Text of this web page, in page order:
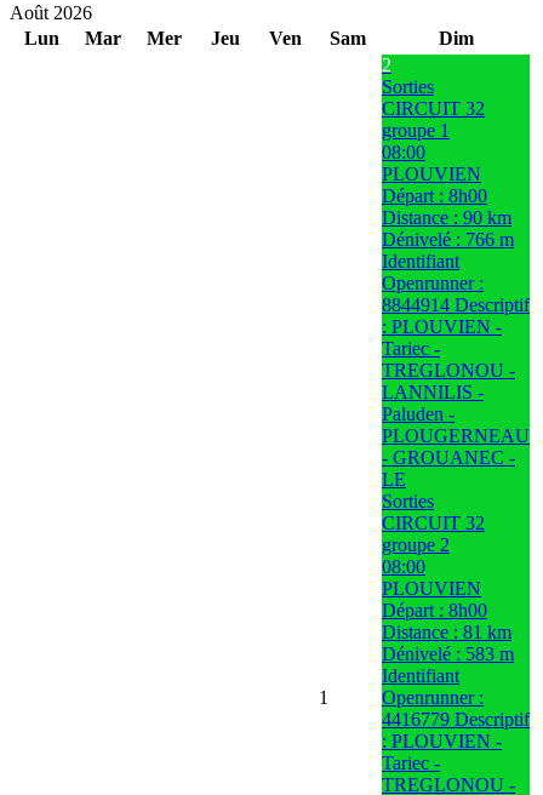
Août 2026
Lun
Mar Mer Jeu Ven Sam Dim
1
2
Sorties
CIRCUIT 32
groupe 1
08:00
PLOUVIEN
Départ : 8h00
Distance : 90 km
Dénivelé : 766 m
Identifiant
Openrunner :
8844914 Descriptif
: PLOUVIEN -
Tariec -
TREGLONOU -
LANNILIS -
Paluden -
PLOUGERNEAU
- GROUANEC -
LE
Sorties
CIRCUIT 32
groupe 2
08:00
PLOUVIEN
Départ : 8h00
Distance : 81 km
Dénivelé : 583 m
Identifiant
Openrunner :
4416779 Descriptif
: PLOUVIEN -
Tariec -
TREGLONOU -